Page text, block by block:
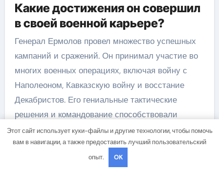
Какие достижения он совершил
в своей военной карьере?
Генерал Ермолов провел множество успешных
кампаний и сражений. Он принимал участие во
многих военных операциях, включая войну с
Наполеоном, Кавказскую войну и восстание
Декабристов. Его гениальные тактические
решения и командование способствовали
победам русских военных.
В чем заключается вклад
генерала Ермолова в историю
Этот сайт использует куки-файлы и другие технологии, чтобы помочь
вам в навигации, а также предоставить лучший пользовательский
опыт.
OK